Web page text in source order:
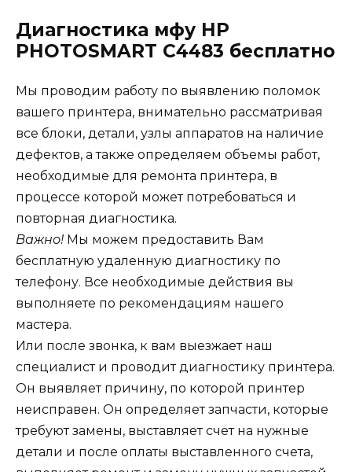
Диагностика мфу HP
PHOTOSMART C4483 бесплатно
Мы проводим работу по выявлению поломок
вашего принтера, внимательно рассматривая
все блоки, детали, узлы аппаратов на наличие
дефектов, а также определяем объемы работ,
необходимые для ремонта принтера, в
процессе которой может потребоваться и
повторная диагностика.
Важно! Мы можем предоставить Вам
бесплатную удаленную диагностику по
телефону. Все необходимые действия вы
выполняете по рекомендациям нашего
мастера.
Или после звонка, к вам выезжает наш
специалист и проводит диагностику принтера.
Он выявляет причину, по которой принтер
неисправен. Он определяет запчасти, которые
требуют замены, выставляет счет на нужные
детали и после оплаты выставленного счета,